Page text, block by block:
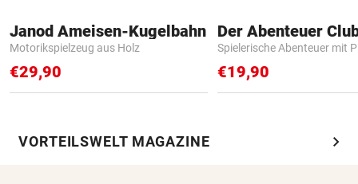
Janod Ameisen-Kugelbahn
Motorikspielzeug aus Holz
€29,90
Der Abenteuer
Spielerische Abenteuer mit
€19,90
VORTEILSWELT MAGAZINE chevron_right